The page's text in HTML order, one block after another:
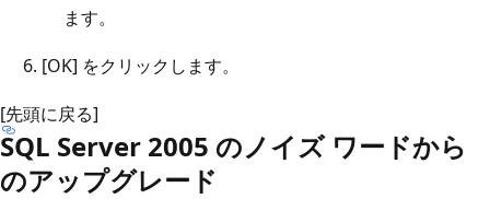
ます。
[OK] をクリックします。
[先頭に戻る]
SQL Server 2005 のノイズ ワードから
のアップグレード